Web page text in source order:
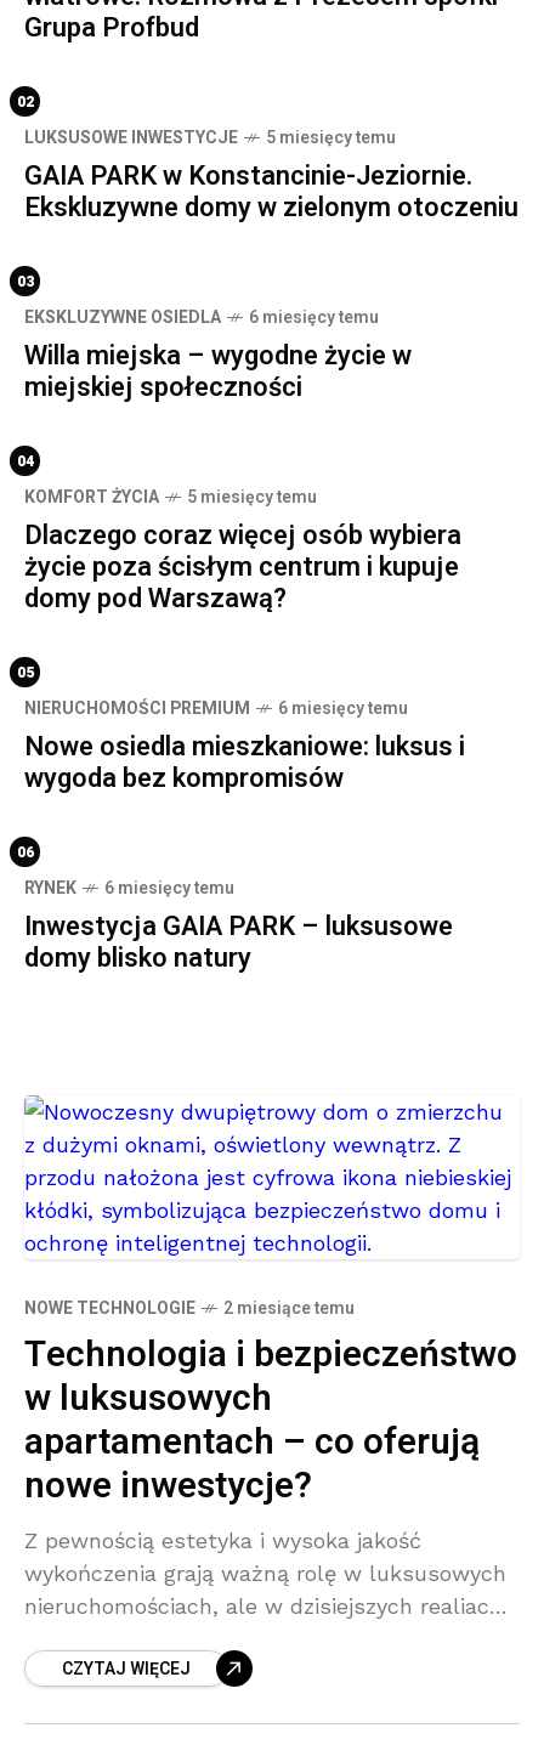
Grupa Profbud
02
LUKSUSOWE INWESTYCJE 5 miesięcy temu
GAIA PARK w Konstancinie-Jeziornie.
Ekskluzywne domy w zielonym otoczeniu
03
EKSKLUZYWNE OSIEDLA 6 miesięcy temu
Willa miejska – wygodne życie w
miejskiej społeczności
04
KOMFORT ŻYCIA 5 miesięcy temu
Dlaczego coraz więcej osób wybiera
życie poza ścisłym centrum i kupuje
domy pod Warszawą?
05
NIERUCHOMOŚCI PREMIUM 6 miesięcy temu
Nowe osiedla mieszkaniowe: luksus i
wygoda bez kompromisów
06
RYNEK 6 miesięcy temu
Inwestycja GAIA PARK – luksusowe
domy blisko natury
NOWE TECHNOLOGIE 2 miesiące temu
Technologia i bezpieczeństwo
w luksusowych
apartamentach – co oferują
nowe inwestycje?
Z pewnością estetyka i wysoka jakość
wykończenia grają ważną rolę w luksusowych
nieruchomościach, ale w dzisiejszych realiach
inwestorów prywatnych i instytucjonalnych
CZYTAJ WIĘCEJ